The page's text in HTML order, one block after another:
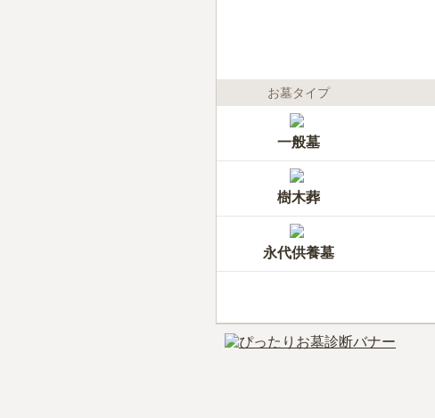
お墓タイプ
一般墓
樹木葬
永代供養墓